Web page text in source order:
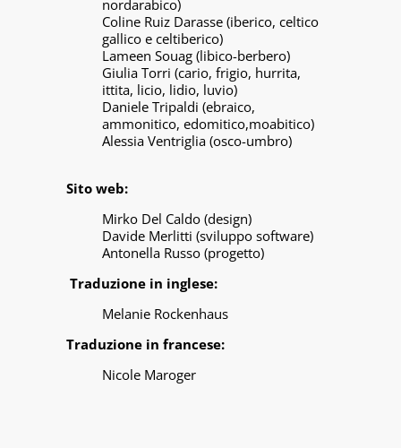
nordarabico)
Coline Ruiz Darasse (iberico, celtico
gallico e celtiberico)
Lameen Souag (libico-berbero)
Giulia Torri (cario, frigio, hurrita,
ittita, licio, lidio, luvio)
Daniele Tripaldi (ebraico,
ammonitico, edomitico,moabitico)
Alessia Ventriglia (osco-umbro)
Sito web:
Mirko Del Caldo (design)
Davide Merlitti (sviluppo software)
Antonella Russo (progetto)
Traduzione in inglese:
Melanie Rockenhaus
Traduzione in francese:
Nicole Maroger